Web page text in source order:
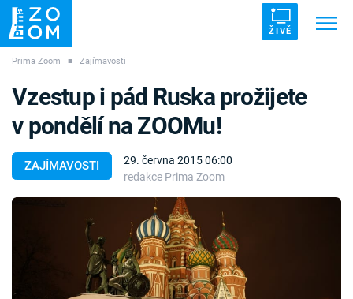
ŽIVĚ
ZÁHADY VETŘELCI DÁVNOVĚKU
Prima Zoom ■ Zajímavosti
ZAJÍMAVOSTI
29. června 2015 06:00
redakce Prima Zoom
Vzestup i pád Ruska prožijete
v pondělí na ZOOMu!